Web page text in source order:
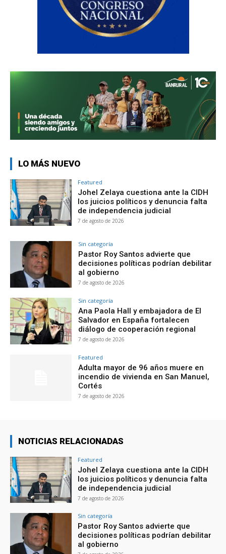
LO MÁS NUEVO
Featured
Johel Zelaya cuestiona ante la CIDH
los juicios políticos y denuncia falta
de independencia judicial
7 de agosto de 2026
Sin categoría
Pastor Roy Santos advierte que
decisiones políticas podrían debilitar
al gobierno
7 de agosto de 2026
Sin categoría
Ana Paola Hall y embajadora de El
Salvador en España fortalecen
diálogo de cooperación regional
7 de agosto de 2026
Featured
Adulta mayor de 96 años muere en
incendio de vivienda en San Manuel,
Cortés
7 de agosto de 2026
NOTICIAS RELACIONADAS
Featured
Johel Zelaya cuestiona ante la CIDH
los juicios políticos y denuncia falta
de independencia judicial
7 de agosto de 2026
Sin categoría
Pastor Roy Santos advierte que
decisiones políticas podrían debilitar
al gobierno